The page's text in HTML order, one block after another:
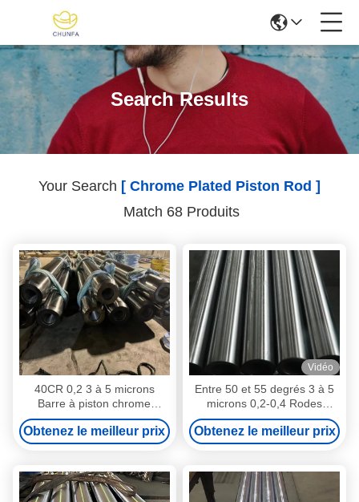
Search Results
Your Search [ Chrome Plated Piston Rod ]
Match 68 Produits
40CR 0,2 3 à 5 microns
Barre à piston chrome
Équipement chimique et
énergétique
Obtenez le meilleur prix
Vidéo
Entre 50 et 55 degrés 3 à 5
microns 0,2-0,4 Rodes
hydrauliques à piston
Obtenez le meilleur prix